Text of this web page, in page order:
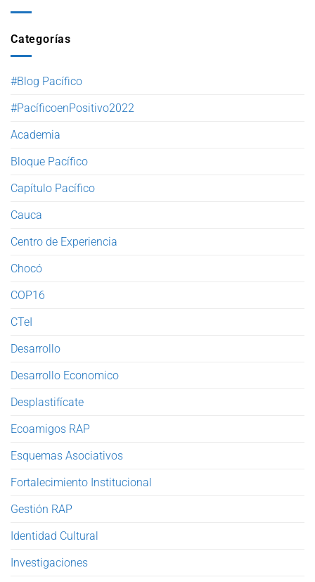
Categorías
#Blog Pacífico
#PacíficoenPositivo2022
Academia
Bloque Pacífico
Capítulo Pacífico
Cauca
Centro de Experiencia
Chocó
COP16
CTeI
Desarrollo
Desarrollo Economico
Desplastifícate
Ecoamigos RAP
Esquemas Asociativos
Fortalecimiento Institucional
Gestión RAP
Identidad Cultural
Investigaciones